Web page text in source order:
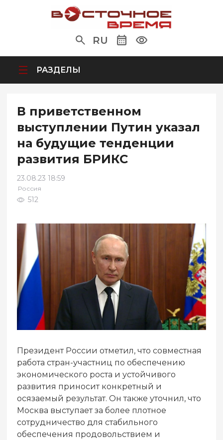
RU
РАЗДЕЛЫ
В приветственном
выступлении Путин указал
на будущие тенденции
развития БРИКС
23.08.23 18:59
Россия
512
Президент России отметил, что совместная
работа стран-участниц по обеспечению
экономического роста и устойчивого
развития приносит конкретный и
осязаемый результат. Он также уточнил, что
Москва выступает за более плотное
сотрудничество для стабильного
обеспечения продовольствием и